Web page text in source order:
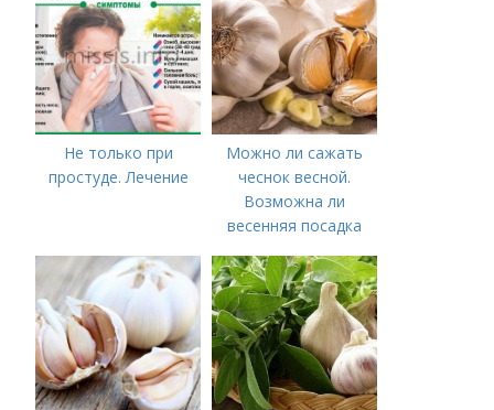
Не только при
простуде. Лечение
Можно ли сажать
чеснок весной.
Возможна ли
весенняя посадка
лучше делать